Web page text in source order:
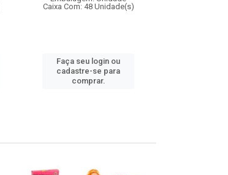
Caixa Com: 48 Unidade(s)
Faça seu login ou
cadastre-se para
comprar.